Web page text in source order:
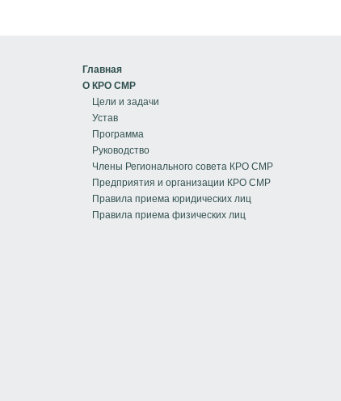
Главная
О КРО СМР
Цели и задачи
Устав
Программа
Руководство
Члены Регионального совета КРО СМР
Предприятия и организации КРО СМР
Правила приема юридических лиц
Правила приема физических лиц